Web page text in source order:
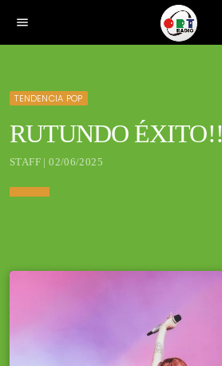
menu
TENDENCIA POP
RUTUNDO ÉXITO!!
STAFF | 02/06/2025